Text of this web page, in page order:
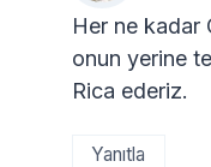
Her ne kadar
onun yerine
Rica ederiz.
Yanıtla